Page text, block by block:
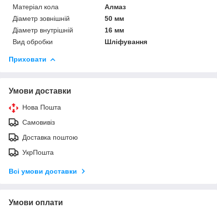
Матеріал кола
Алмаз
Діаметр зовнішній
50 мм
Діаметр внутрішній
16 мм
Вид обробки
Шліфування
Приховати
Умови доставки
Нова Пошта
Самовивіз
Доставка поштою
УкрПошта
Всі умови доставки
Умови оплати